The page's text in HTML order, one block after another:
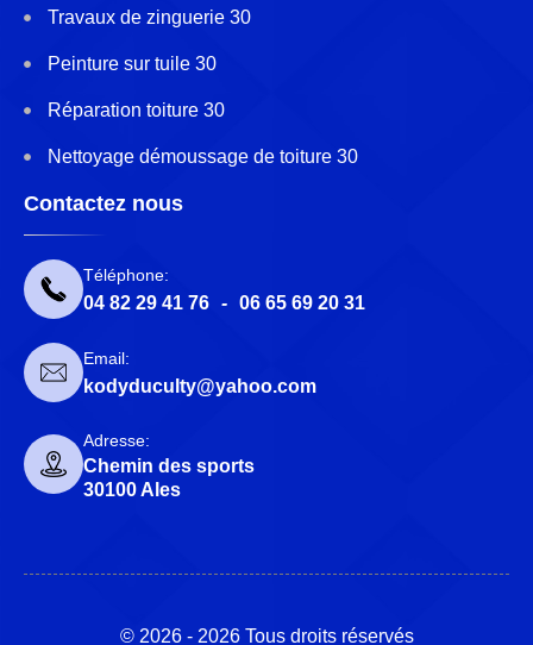
Travaux de zinguerie 30
Peinture sur tuile 30
Réparation toiture 30
Nettoyage démoussage de toiture 30
Contactez nous
Téléphone:
04 82 29 41 76 - 06 65 69 20 31
Email:
kodyduculty@yahoo.com
Adresse:
Chemin des sports
30100 Ales
© 2026 - 2026 Tous droits réservés